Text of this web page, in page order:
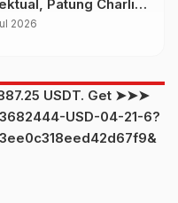
Patung Charlie
Kaji Aspek Lisensi
2026
USDT. Get ➤➤➤
USD-04-21-6?